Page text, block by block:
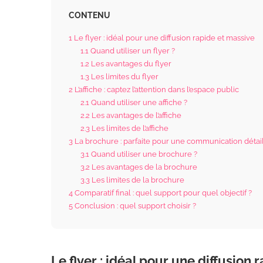
CONTENU
1 Le flyer : idéal pour une diffusion rapide et massive
1.1 Quand utiliser un flyer ?
1.2 Les avantages du flyer
1.3 Les limites du flyer
2 L’affiche : captez l’attention dans l’espace public
2.1 Quand utiliser une affiche ?
2.2 Les avantages de l’affiche
2.3 Les limites de l’affiche
3 La brochure : parfaite pour une communication
3.1 Quand utiliser une brochure ?
3.2 Les avantages de la brochure
3.3 Les limites de la brochure
4 Comparatif final : quel support pour quel objectif ?
5Conclusion : quel support choisir ?